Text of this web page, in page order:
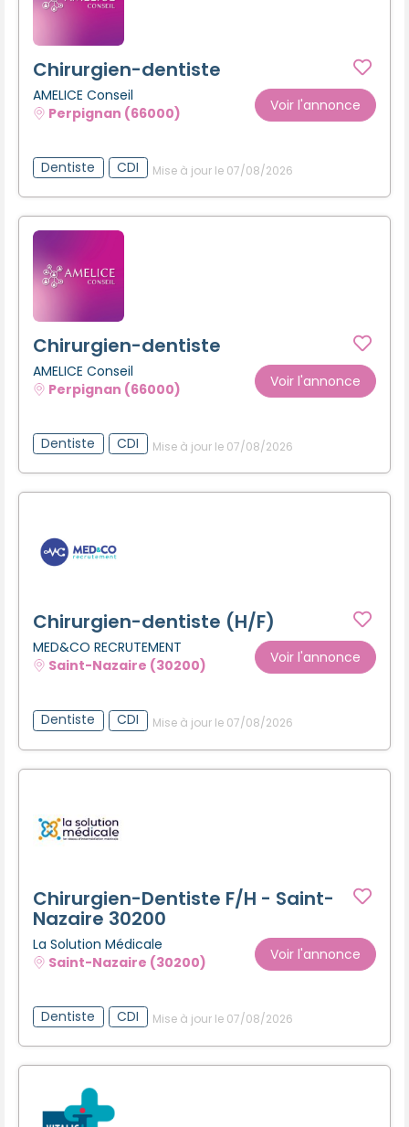
Chirurgien-dentiste
AMELICE Conseil
Perpignan (66000)
Voir l'annonce
Dentiste CDI Mise à jour le 07/08/2026
Chirurgien-dentiste
AMELICE Conseil
Perpignan (66000)
Voir l'annonce
Dentiste CDI Mise à jour le 07/08/2026
Chirurgien-dentiste (H/F)
MED&CO RECRUTEMENT
Saint-Nazaire (30200)
Voir l'annonce
Dentiste CDI Mise à jour le 07/08/2026
Chirurgien-Dentiste F/H - Saint-
Nazaire 30200
La Solution Médicale
Saint-Nazaire (30200)
Voir l'annonce
Dentiste CDI Mise à jour le 07/08/2026